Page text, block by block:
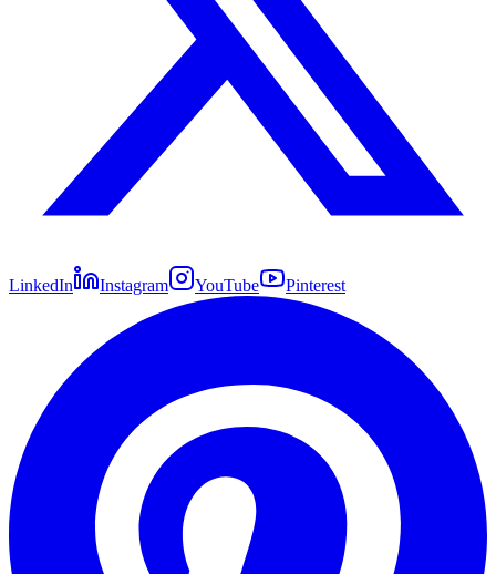
LinkedIn Instagram YouTube Pinterest